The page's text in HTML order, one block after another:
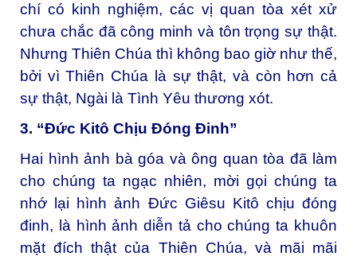
chí có kinh nghiệm, các vị quan tòa xét xử
chưa chắc đã công minh và tôn trọng sự thật.
Nhưng Thiên Chúa thì không bao giờ như thế,
bởi vì Thiên Chúa là sự thật, và còn hơn cả
sự thật, Ngài là Tình Yêu thương xót.
3. “Đức Kitô Chịu Đóng Đinh”
Hai hình ảnh bà góa và ông quan tòa đã làm
cho chúng ta ngạc nhiên, mời gọi chúng ta
nhớ lại hình ảnh Đức Giêsu Kitô chịu đóng
đinh, là hình ảnh diễn tả cho chúng ta khuôn
mặt đích thật của Thiên Chúa, và mãi mãi